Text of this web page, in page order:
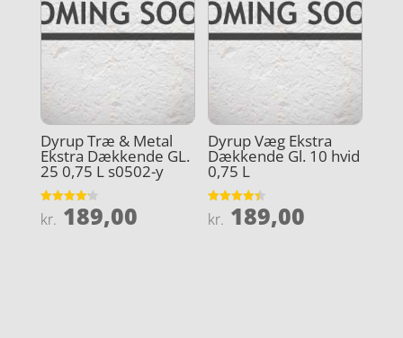
Dyrup Træ & Metal
Ekstra Dækkende GL.
25 0,75 L s0502-y
Vurderet
4.2
kr. 189,00
Dyrup Væg Ekstra
Dækkende Gl. 10 hvid
0,75 L
Vurderet
4.4
kr. 189,00